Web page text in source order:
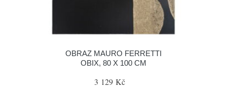
OBRAZ MAURO FERRETTI
OBIX, 80 X 100 CM
3 129 Kč